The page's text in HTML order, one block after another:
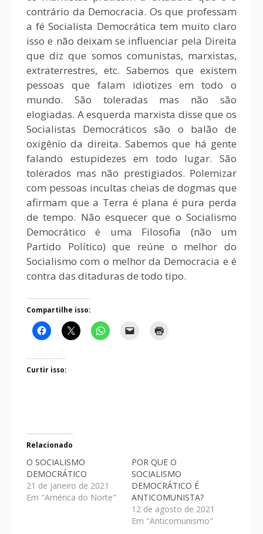
contrário da Democracia. Os que professam
a fé Socialista Democrática tem muito claro
isso e não deixam se influenciar pela Direita
que diz que somos comunistas, marxistas,
extraterrestres, etc. Sabemos que existem
pessoas que falam idiotizes em todo o
mundo. São toleradas mas não são
elogiadas. A esquerda marxista disse que os
Socialistas Democráticos são o balão de
oxigênio da direita. Sabemos que há gente
falando estupidezes em todo lugar. São
tolerados mas não prestigiados. Polemizar
com pessoas incultas cheias de dogmas que
afirmam que a Terra é plana é pura perda
de tempo. Não esquecer que o Socialismo
Democrático é uma Filosofia (não um
Partido Político) que reúne o melhor do
Socialismo com o melhor da Democracia e é
contra das ditaduras de todo tipo.
Compartilhe isso:
Curtir isso:
Relacionado
O SOCIALISMO
DEMOCRÁTICO
21 de janeiro de 2021
Em "América do Norte"
POR QUE O
SOCIALISMO
DEMOCRÁTICO É
ANTICOMUNISTA?
12 de agosto de 2021
Em "Anticomunismo"